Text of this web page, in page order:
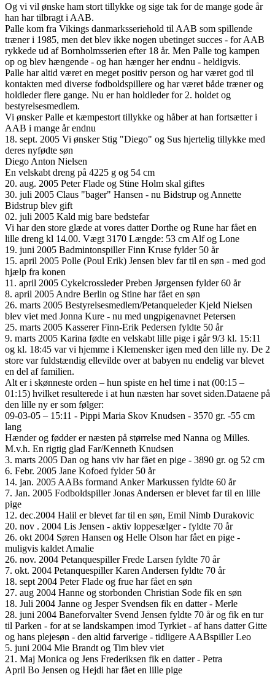
Og vi vil ønske ham stort tillykke og sige tak for de mange gode år
han har tilbragt i AAB.
Palle kom fra Vikings danmarksseriehold til AAB som spillende
træner i 1985, men det blev ikke nogen ubetinget succes - for AAB
rykkede ud af Bornholmsserien efter 18 år. Men Palle tog kampen
op og blev hængende - og han hænger her endnu - heldigvis.
Palle har altid været en meget positiv person og har været god til
kontakten med diverse fodboldspillere og har været både træner og
holdleder flere gange. Nu er han holdleder for 2. holdet og
bestyrelsesmedlem.
Vi ønsker Palle et kæmpestort tillykke og håber at han fortsætter i
AAB i mange år endnu
18. sept. 2005 Vi ønsker Stig "Diego" og Sus hjertelig tillykke med
deres nyfødte søn
Diego Anton Nielsen
En velskabt dreng på 4225 g og 54 cm
20. aug. 2005 Peter Flade og Stine Holm skal giftes
30. juli 2005 Claus "bager" Hansen - nu Bidstrup og Annette
Bidstrup blev gift
02. juli 2005 Kald mig bare bedstefar
Vi har den store glæde at vores datter Dorthe og Rune har fået en
lille dreng kl 14.00. Vægt 3170 Længde: 53 cm Alf og Lone
19. juni 2005 Badmintonspiller Finn Kruse fylder 50 år
15. april 2005 Polle (Poul Erik) Jensen blev far til en søn - med god
hjælp fra konen
11. april 2005 Cykelcrossleder Preben Jørgensen fylder 60 år
8. april 2005 Andre Berlin og Stine har fået en søn
26. marts 2005 Bestyrelsesmedlem/Petanqueleder Kjeld Nielsen
blev viet med Jonna Kure - nu med ungpigenavnet Petersen
25. marts 2005 Kasserer Finn-Erik Pedersen fyldte 50 år
9. marts 2005 Karina fødte en velskabt lille pige i går 9/3 kl. 15:11
og kl. 18:45 var vi hjemme i Klemensker igen med den lille ny. De 2
store var fuldstændig ellevilde over at babyen nu endelig var blevet
en del af familien.
Alt er i skønneste orden – hun spiste en hel time i nat (00:15 –
01:15) hvilket resulterede i at hun næsten har sovet siden.Dataene på
den lille ny er som følger:
09-03-05 – 15:11 - Pippi Maria Skov Knudsen - 3570 gr. -55 cm
lang
Hænder og fødder er næsten på størrelse med Nanna og Milles.
M.v.h. En rigtig glad Far/Kenneth Knudsen
3. marts 2005 Dan og hans viv har fået en pige - 3890 gr. og 52 cm
6. Febr. 2005 Jane Kofoed fylder 50 år
14. jan. 2005 AABs formand Anker Markussen fyldte 60 år
7. Jan. 2005 Fodboldspiller Jonas Andersen er blevet far til en lille
pige
12. dec.2004 Halil er blevet far til en søn, Emil Nimb Durakovic
20. nov . 2004 Lis Jensen - aktiv loppesælger - fyldte 70 år
26. okt 2004 Søren Hansen og Helle Olson har fået en pige -
muligvis kaldet Amalie
26. nov. 2004 Petanquespiller Frede Larsen fyldte 70 år
7. okt. 2004 Petanquespiller Karen Andersen fyldte 70 år
18. sept 2004 Peter Flade og frue har fået en søn
27. aug 2004 Hanne og storbonden Christian Sode fik en søn
18. Juli 2004 Janne og Jesper Svendsen fik en datter - Merle
28. juni 2004 Baneforvalter Svend Jensen fyldte 70 år og fik en tur
til Parken - for at se landskampen imod Tyrkiet - af hans datter Gitte
og hans plejesøn - den altid farverige - tidligere AABspiller Leo
5. juni 2004 Mie Brandt og Tim blev viet
21. Maj Monica og Jens Frederiksen fik en datter - Petra
April Bo Jensen og Hejdi har fået en lille pige